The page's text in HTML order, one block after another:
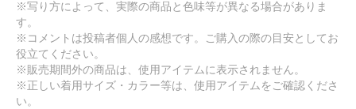
※写り方によって、実際の商品と色味等が異なる場合がありま
す。
※コメントは投稿者個人の感想です。ご購入の際の目安としてお
役立てください。
※販売期間外の商品は、使用アイテムに表示されません。
※正しい着用サイズ・カラー等は、使用アイテムをご確認くださ
い。